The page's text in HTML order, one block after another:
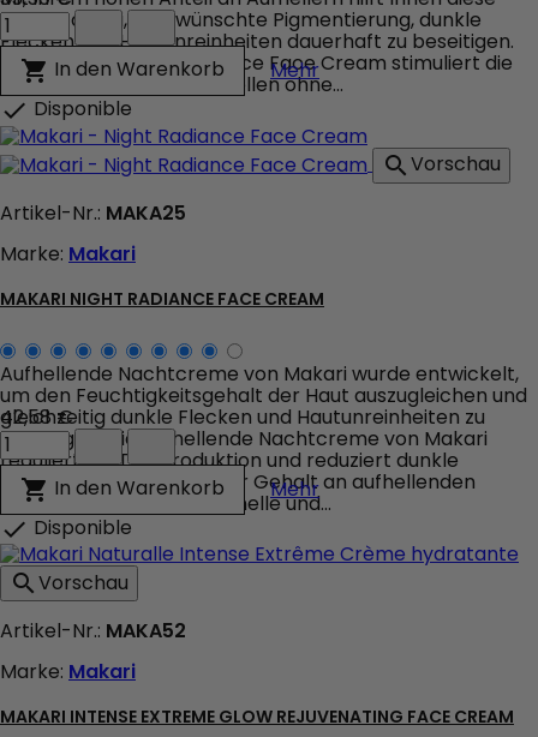
Creme dabei, unerwünschte Pigmentierung, dunkle
Flecken und Hautunreinheiten dauerhaft zu beseitigen.
&nbsp;Makari Day Radiance Face Cream stimuliert die
Bildung neuer Epidermiszellen ohne...
Makari
Day
Radiance
Face
Cream
Produktmengenfeld
 In den Warenkorb MehrMakari Day Radiance
 Disponible
 Vorschau
Artikel-Nr.: MAKA25
Marke: Makari
MAKARI NIGHT RADIANCE FACE CREAM
Aufhellende Nachtcreme von Makari wurde entwickelt,
um den Feuchtigkeitsgehalt der Haut auszugleichen und
gleichzeitig dunkle Flecken und Hautunreinheiten zu
beseitigen. Die aufhellende Nachtcreme von Makari
reguliert die Talgproduktion und reduziert dunkle
Flecken.&nbsp; Sein hoher Gehalt an aufhellenden
Wirkstoffen sorgt für schnelle und...
42,58 €
Makari
Night
Radiance
Face
Cream
Produktmengenfeld
 In den Warenkorb MehrMakari Night
 Disponible
Vorschau
Artikel-Nr.: MAKA52
Marke: Makari
MAKARI INTENSE EXTREME GLOW REJUVENATING FACE CREAM